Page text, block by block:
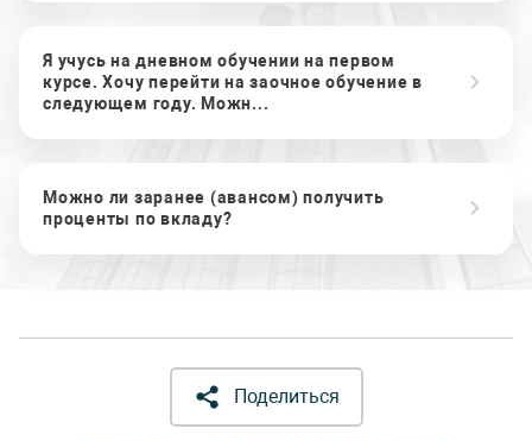
Я учусь на дневном обучении на первом
курсе. Хочу перейти на заочное обучение в
следующем году. Можн...
Можно ли заранее (авансом) получить
проценты по вкладу?
Поделиться